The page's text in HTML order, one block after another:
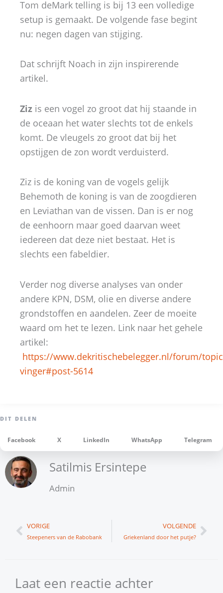
Tom deMark telling is bij 13 een volledige
setup is gemaakt. De volgende fase begint
nu: negen dagen van stijging.
Dat schrijft Noach in zijn inspirerende
artikel.
Ziz is een vogel zo groot dat hij staande in
de oceaan het water slechts tot de enkels
komt. De vleugels zo groot dat bij het
opstijgen de zon wordt verduisterd.
Ziz is de koning van de vogels gelijk
Behemoth de koning is van de zoogdieren
en Leviathan van de vissen. Dan is er nog
de eenhoorn maar goed daarvan weet
iedereen dat deze niet bestaat. Het is
slechts een fabeldier.
Verder nog diverse analyses van onder
andere KPN, DSM, olie en diverse andere
grondstoffen en aandelen. Zeer de moeite
waard om het te lezen. Link naar het gehele
artikel:
https://www.dekritischebelegger.nl/forum/
vinger#post-5614
Facebook X LinkedIn WhatsApp Telegram
Satilmis Ersintepe
Admin
Vorige
VORIGE
Steepeners van de Rabobank
VOLGENDE
Griekenland door het putje?
Laat een reactie achter